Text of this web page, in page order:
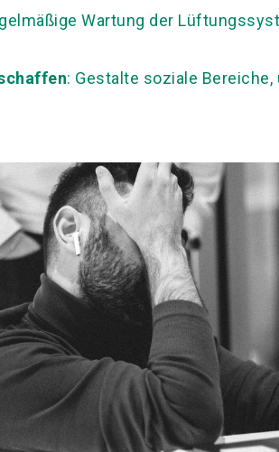
Wartung der
: Gestalte soziale